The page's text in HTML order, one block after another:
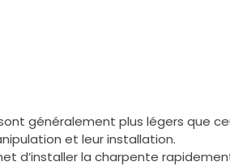
généralement plus légers que
et leur installation.
d’installer la charpente